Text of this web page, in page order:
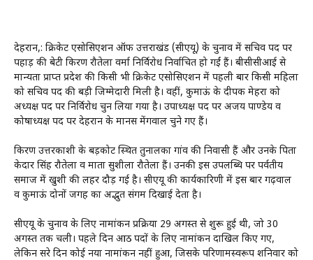
देहरादून,: क्रिकेट एसोसिएशन ऑफ उत्तराखंड (सीएयू) के चुनाव में सचिव पद पर
पहाड़ की बेटी किरण रौतेला वर्मा निर्विरोध निर्वाचित हो गईं हैं। बीसीसीआई से
मान्यता प्राप्त प्रदेश की किसी भी क्रिकेट एसोसिएशन में पहली बार किसी महिला
को सचिव पद की बड़ी जिम्मेदारी मिली है। वहीं, कुमाऊं के दीपक मेहरा को
अध्यक्ष पद पर निर्विरोध चुन लिया गया है। उपाध्यक्ष पद पर अजय पाण्डेय व
कोषाध्यक्ष पद पर देहरादून के मानस मेंगवाल चुने गए हैं।
किरण उत्तरकाशी के बड़कोट स्थित तुनालका गांव की निवासी हैं और उनके पिता
केदार सिंह रौतेला व माता सुशीला रौतेला हैं। उनकी इस उपलब्धि पर पर्वतीय
समाज में खुशी की लहर दौड़ गई है। सीएयू की कार्यकारिणी में इस बार गढ़वाल
व कुमाऊं दोनों जगह का अद्भुत संगम दिखाई देता है।
सीएयू के चुनाव के लिए नामांकन प्रक्रिया 29 अगस्त से शुरू हुई थी, जो 30
अगस्त तक चली। पहले दिन आठ पदों के लिए नामांकन दाखिल किए गए,
लेकिन दूसरे दिन कोई नया नामांकन नहीं हुआ, जिसके परिणामस्वरूप शनिवार को